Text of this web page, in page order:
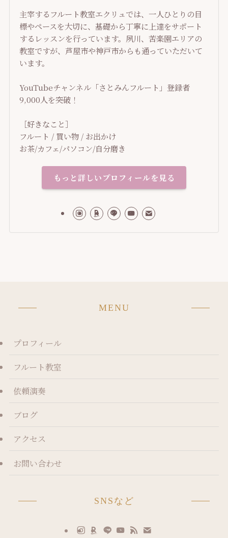
主宰するフルート教室エクリュでは、一人ひとりの目
標やペースを大切に、基礎から丁寧に上達をサポート
するレッスンを行っています。夙川、苦楽園エリアの
教室ですが、芦屋市や神戸市からも通っていただいて
います。
YouTubeチャンネル「さとみんフルート」登録者
9,000人を突破！
［好きなこと］
フルート / 買い物 / お出かけ
お茶/カフェ/パソコン/自分磨き
もっと詳しいプロフィールを見る
MENU
プロフィール
フルート教室
依頼演奏
ブログ
アクセス
お問い合わせ
SNSなど